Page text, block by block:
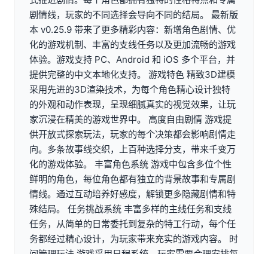
剧情线，玩家的不同选择会导向不同的结局。 最新版
本 v0.25.9 带来了更多精彩内容：新增角色剧情、优
化的游戏机制、丰富的支线任务以及更加流畅的游戏
体验。游戏支持 PC、Android 和 iOS 多个平台，并
提供完整的中文本地化支持。 游戏特色 精致3D建模
采用先进的3D渲染技术，为每个角色精心设计独特
的外观和动作表现，呈现细腻真实的视觉效果，让玩
家沉浸在精美的游戏世界中。 高度自由剧情 游戏提
供开放式探索玩法，玩家的每个决策都会影响剧情走
向。多条故事线交织，上百种选择分支，带来千变万
化的游戏体验。 丰富角色系统 游戏中包含多位个性
鲜明的角色，每位角色都有独立的背景故事和专属剧
情线。通过互动培养好感度，解锁更多隐藏剧情和特
殊结局。 任务挑战系统 丰富多样的主线任务和支线
任务，从简单的日常委托到复杂的特工行动，每个任
务都经过精心设计，为玩家带来充实的游戏内容。 时